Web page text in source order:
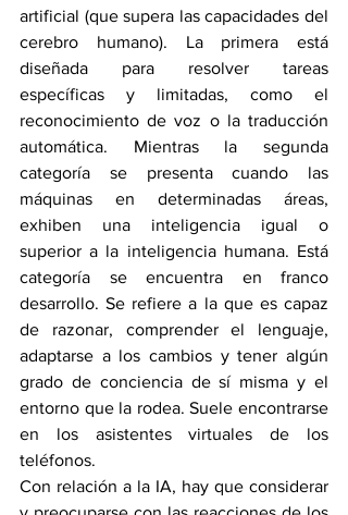
artificial (que supera las capacidades del
cerebro humano). La primera está
diseñada para resolver tareas
específicas y limitadas, como el
reconocimiento de voz o la traducción
automática. Mientras la segunda
categoría se presenta cuando las
máquinas en determinadas áreas,
exhiben una inteligencia igual o
superior a la inteligencia humana. Está
categoría se encuentra en franco
desarrollo. Se refiere a la que es capaz
de razonar, comprender el lenguaje,
adaptarse a los cambios y tener algún
grado de conciencia de sí misma y el
entorno que la rodea. Suele encontrarse
en los asistentes virtuales de los
teléfonos.
Con relación a la IA, hay que considerar